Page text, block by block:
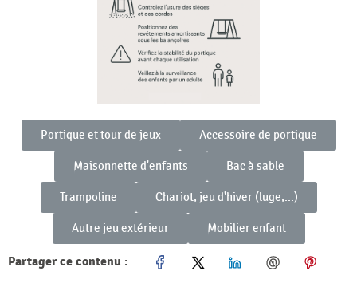
Portique et tour de jeux Accessoire de portique
Maisonnette d'enfants Bac à sable
Trampoline Chariot, jeu d'hiver (luge,...)
Autre jeu extérieur Mobilier enfant
Partager ce contenu :